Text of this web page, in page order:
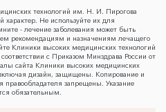
технологий им. Н. И. Пирогова
характер. Не используйте их для
- лечение заболевания может быть
рекомендациям и назначениям лечащего
Клиники высоких медицинских технологий
с Приказом Минздрава России от
сайта Клиники высоких медицинских
дизайн, защищены. Копирование и
правообладателя запрещены. Указание
обязательным.